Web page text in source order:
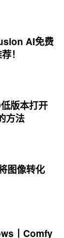
AI免费
！
版本打开
方法
图像转化
丨Comfy